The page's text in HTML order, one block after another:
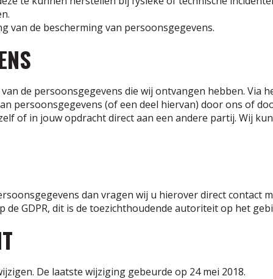
van de bescherming van persoonsgegevens.
de persoonsgegevens die wij ontvangen hebben. Via
persoonsgegevens (of een deel hiervan) door ons of
of in jouw opdracht direct aan een andere partij. Wij
dan vragen wij u hierover direct contact
GDPR, dit is de toezichthoudende autoriteit op het
De laatste wijziging gebeurde op 24 mei 2018.